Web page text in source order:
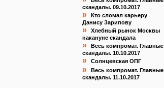
скандалы. 09.10.2017
»
Кто сломал карьеру
Данису Зарипову
»
Хлебный рынок Москвы
накануне скандала
»
Весь компромат. Главные
скандалы. 10.10.2017
» Солнцевская ОПГ
»
Весь компромат. Главные
скандалы. 11.10.2017